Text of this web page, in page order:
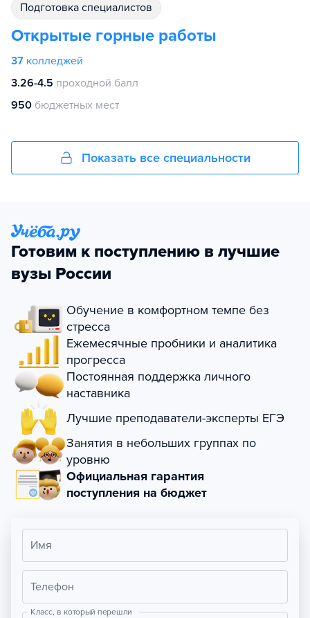
подготовка специалистов
Открытые горные работы
37 колледжей
3.26-4.5 проходной балл
950 бюджетных мест
Показать все специальности
Готовим к поступлению в лучшие
вузы России
Обучение в комфортном темпе без
стресса
Ежемесячные пробники и аналитика
прогресса
Постоянная поддержка личного
наставника
Лучшие преподаватели-эксперты ЕГЭ
Занятия в небольших группах по
уровню
Официальная гарантия
поступления на бюджет
Имя
Телефон
Класс, в который перешли